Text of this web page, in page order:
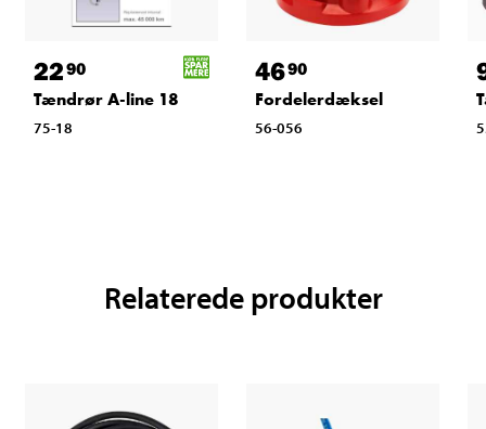
2290
Tændrør A-line 18
75-18
4690
Fordelerdæksel
56-056
Relaterede produkter